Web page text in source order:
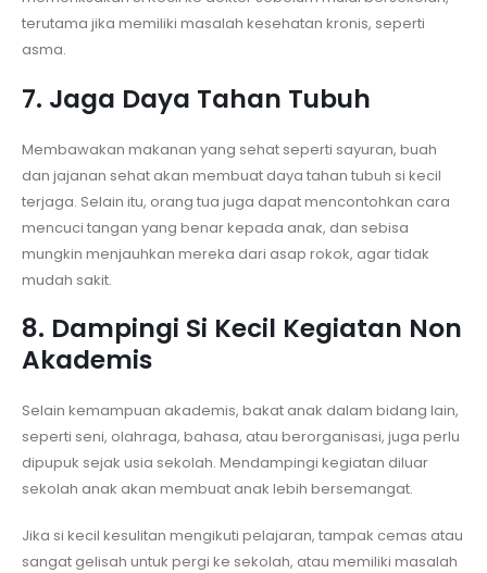
terutama jika memiliki masalah kesehatan kronis, seperti
asma.
7. Jaga Daya Tahan Tubuh
Membawakan makanan yang sehat seperti sayuran, buah
dan jajanan sehat akan membuat daya tahan tubuh si kecil
terjaga. Selain itu, orang tua juga dapat mencontohkan cara
mencuci tangan yang benar kepada anak, dan sebisa
mungkin menjauhkan mereka dari asap rokok, agar tidak
mudah sakit.
8. Dampingi Si Kecil Kegiatan Non
Akademis
Selain kemampuan akademis, bakat anak dalam bidang lain,
seperti seni, olahraga, bahasa, atau berorganisasi, juga perlu
dipupuk sejak usia sekolah. Mendampingi kegiatan diluar
sekolah anak akan membuat anak lebih bersemangat.
Jika si kecil kesulitan mengikuti pelajaran, tampak cemas atau
sangat gelisah untuk pergi ke sekolah, atau memiliki masalah